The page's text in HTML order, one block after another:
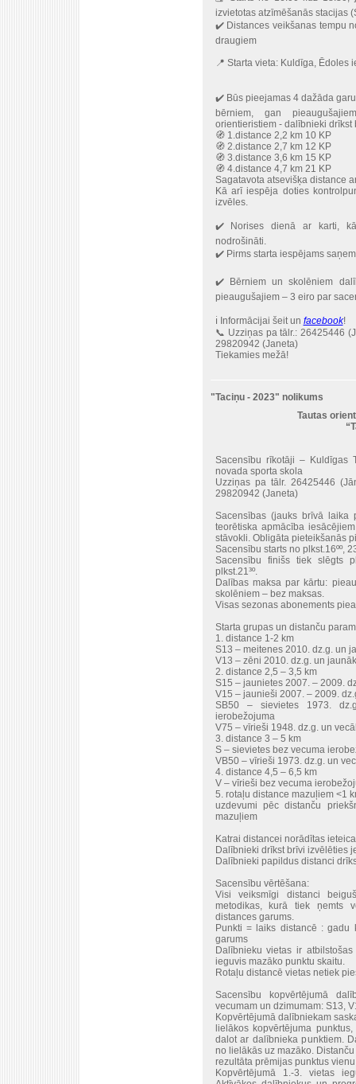
izvietotas atzīmēšanās stacijas
✔️ Distances veikšanas tempu
draugiem
📍 Starta vieta: Kuldīga, Ēdoles
✔️ Būs pieejamas 4 dažāda
bērniem, gan
orientieristiem - dalībnieki
🧭 1.distance 2,2 km 10 KP
🧭 2.distance 2,7 km 12 KP
🧭 3.distance 3,6 km 15 KP
🧭 4.distance 4,7 km 21 KP
Sagatavota atsevišķa distance
Kā arī iespēja doties
izvēles.
✔️ Norises dienā ar karti,
nodrošināti.
✔️ Pirms starta iespējams
✔️ Bērniem un skolēniem
pieaugušajiem – 3 eiro par
ℹ️ Informācijai šeit un facebook!
📞 Uzziņas pa tālr.: 26425446
29820942 (Janeta)
Tiekamies mežā!
"Taciņu - 2023" nolikums
Tautas
Sacensību rīkotāji – Kuldīgas
novada sporta skola
Uzziņas pa tālr. 26425446
29820942 (Janeta)
Sacensības (jauks brīvā laika
teorētiska apmācība
stāvokli. Obligāta pieteikšanās
Sacensību starts no plkst.16ºº,
Sacensību finišs tiek slēgts
plkst.21³º.
Dalības maksa par kārtu:
skolēniem – bez maksas.
Visas sezonas abonements
Starta grupas un distanču
1. distance 1-2 km
S13 – meitenes 2010. dz.g. un
V13 – zēni 2010. dz.g. un
2. distance 2,5 – 3,5 km
S15 – jaunietes 2007. – 2009.
V15 – jaunieši 2007. – 2009.
SB50 – sievietes 1973.
ierobežojuma
V75 – vīrieši 1948. dz.g. un
3. distance 3 – 5 km
S – sievietes bez vecuma
VB50 – vīrieši 1973. dz.g. un
4. distance 4,5 – 6,5 km
V – vīrieši bez vecuma
5. rotaļu distance mazuļiem <1
uzdevumi pēc distanču
mazuļiem
Katrai distancei norādītas
Dalībnieki drīkst brīvi izvēlēties
Dalībnieki papildus distanci
Sacensību vērtēšana:
Visi veiksmīgi distanci
metodikas, kurā tiek ņemts
distances garums.
Punkti = laiks distancē : gadu
garums
Dalībnieku vietas ir
ieguvis mazāko punktu skaitu.
Rotaļu distancē vietas netiek
Sacensību kopvērtējumā
vecumam un dzimumam: S13,
Kopvērtējumā dalībniekam
lielākos kopvērtējuma
dalot ar dalībnieka punktiem.
no lielākās uz mazāko.
rezultāta prēmijas punktus
Kopvērtējumā 1.-3. vietas